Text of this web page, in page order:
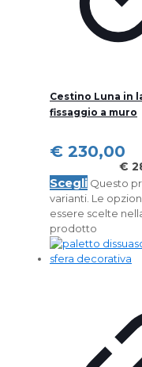
Cestino Luna in
fissaggio a muro
€ 230,00
€
Scegli Questo
varianti. Le
essere scelte
prodotto